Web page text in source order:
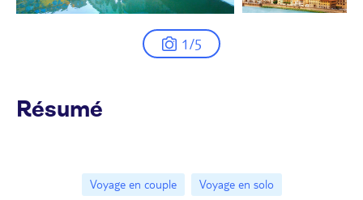
1/5
Résumé
Voyage en couple
Voyage en solo